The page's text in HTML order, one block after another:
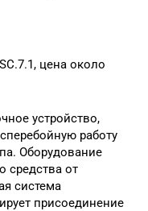
цена около
устройство,
работу
Оборудование
средства от
система
присоединение